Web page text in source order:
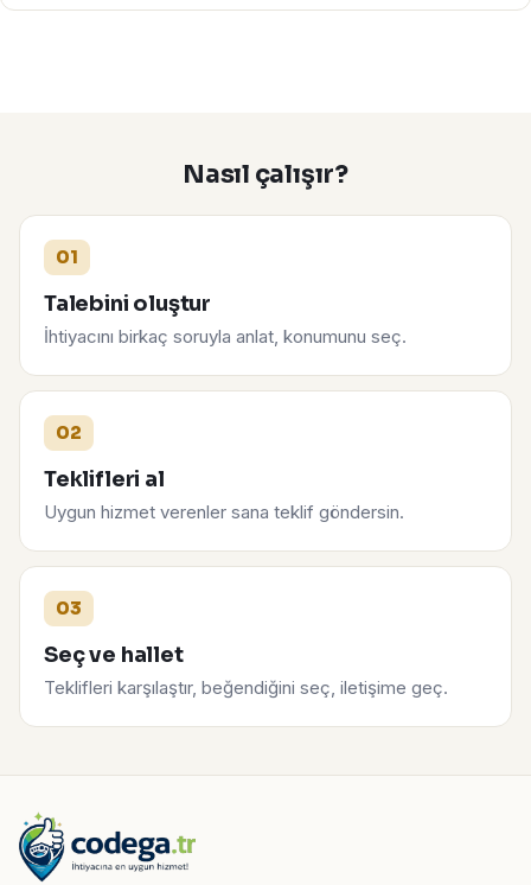
Nasıl çalışır?
01
Talebini oluştur
İhtiyacını birkaç soruyla anlat, konumunu seç.
02
Teklifleri al
Uygun hizmet verenler sana teklif göndersin.
03
Seç ve hallet
Teklifleri karşılaştır, beğendiğini seç, iletişime geç.